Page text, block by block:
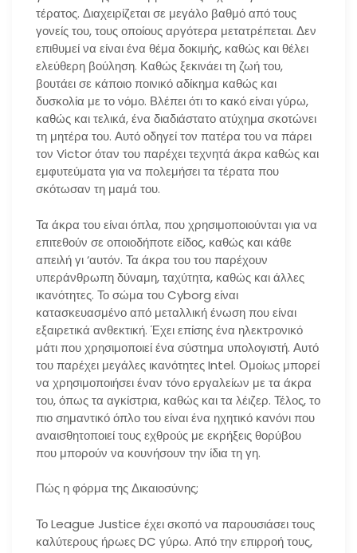
τέρατος. Διαχειρίζεται σε μεγάλο βαθμό από τους
γονείς του, τους οποίους αργότερα μετατρέπεται. Δεν
επιθυμεί να είναι ένα θέμα δοκιμής, καθώς και θέλει
ελεύθερη βούληση. Καθώς ξεκινάει τη ζωή του,
βουτάει σε κάποιο ποινικό αδίκημα καθώς και
δυσκολία με το νόμο. Βλέπει ότι το κακό είναι γύρω,
καθώς και τελικά, ένα διαδιάστατο ατύχημα σκοτώνει
τη μητέρα του. Αυτό οδηγεί τον πατέρα του να πάρει
τον Victor όταν του παρέχει τεχνητά άκρα καθώς και
εμφυτεύματα για να πολεμήσει τα τέρατα που
σκότωσαν τη μαμά του.
Τα άκρα του είναι όπλα, που χρησιμοποιούνται για να
επιτεθούν σε οποιοδήποτε είδος, καθώς και κάθε
απειλή γι ‘αυτόν. Τα άκρα του του παρέχουν
υπεράνθρωπη δύναμη, ταχύτητα, καθώς και άλλες
ικανότητες. Το σώμα του Cyborg είναι
κατασκευασμένο από μεταλλική ένωση που είναι
εξαιρετικά ανθεκτική. Έχει επίσης ένα ηλεκτρονικό
μάτι που χρησιμοποιεί ένα σύστημα υπολογιστή. Αυτό
του παρέχει μεγάλες ικανότητες Intel. Ομοίως μπορεί
να χρησιμοποιήσει έναν τόνο εργαλείων με τα άκρα
του, όπως τα αγκίστρια, καθώς και τα λέιζερ. Τέλος, το
πιο σημαντικό όπλο του είναι ένα ηχητικό κανόνι που
αναισθητοποιεί τους εχθρούς με εκρήξεις θορύβου
που μπορούν να κουνήσουν την ίδια τη γη.
Πώς η φόρμα της Δικαιοσύνης;
Το League Justice έχει σκοπό να παρουσιάσει τους
καλύτερους ήρωες DC γύρω. Από την επιρροή τους,